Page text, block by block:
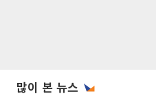
많이 본 뉴스